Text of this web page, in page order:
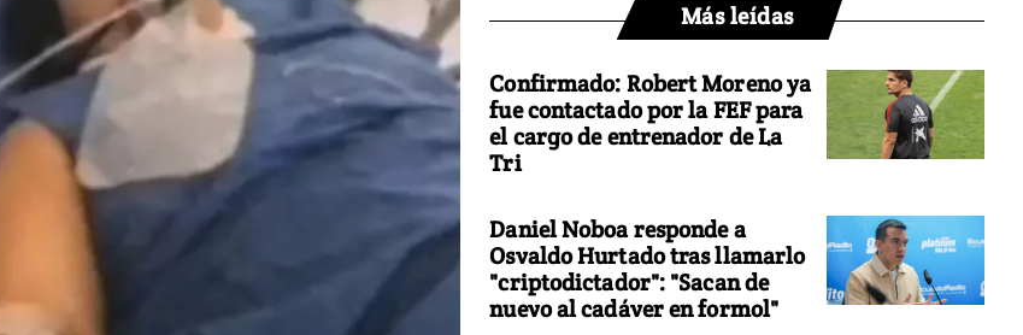
Más leídas
Confirmado: Robert Moreno ya
fue contactado por la FEF para
el cargo de entrenador de La
Tri
Daniel Noboa responde a
Osvaldo Hurtado tras llamarlo
"criptodictador": "Sacan de
nuevo al cadáver en formol"